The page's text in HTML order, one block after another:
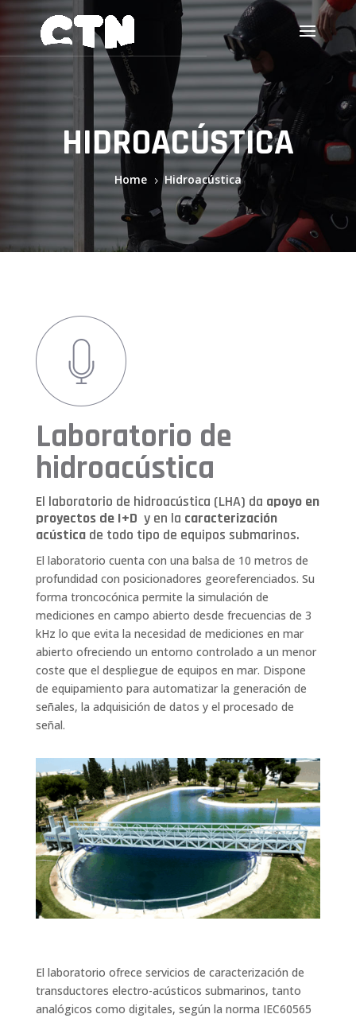
HIDROACÚSTICA
Home 5 Hidroacústica
Laboratorio de
hidroacústica
El laboratorio de hidroacústica (LHA) da apoyo en
proyectos de I+D y en la caracterización
acústica de todo tipo de equipos submarinos.
El laboratorio cuenta con una balsa de 10 metros de
profundidad con posicionadores georeferenciados. Su
forma troncocónica permite la simulación de
mediciones en campo abierto desde frecuencias de 3
kHz lo que evita la necesidad de mediciones en mar
abierto ofreciendo un entorno controlado a un menor
coste que el despliegue de equipos en mar. Dispone
de equipamiento para automatizar la generación de
señales, la adquisición de datos y el procesado de
señal.
El laboratorio ofrece servicios de caracterización de
transductores electro-acústicos submarinos, tanto
analógicos como digitales, según la norma IEC60565